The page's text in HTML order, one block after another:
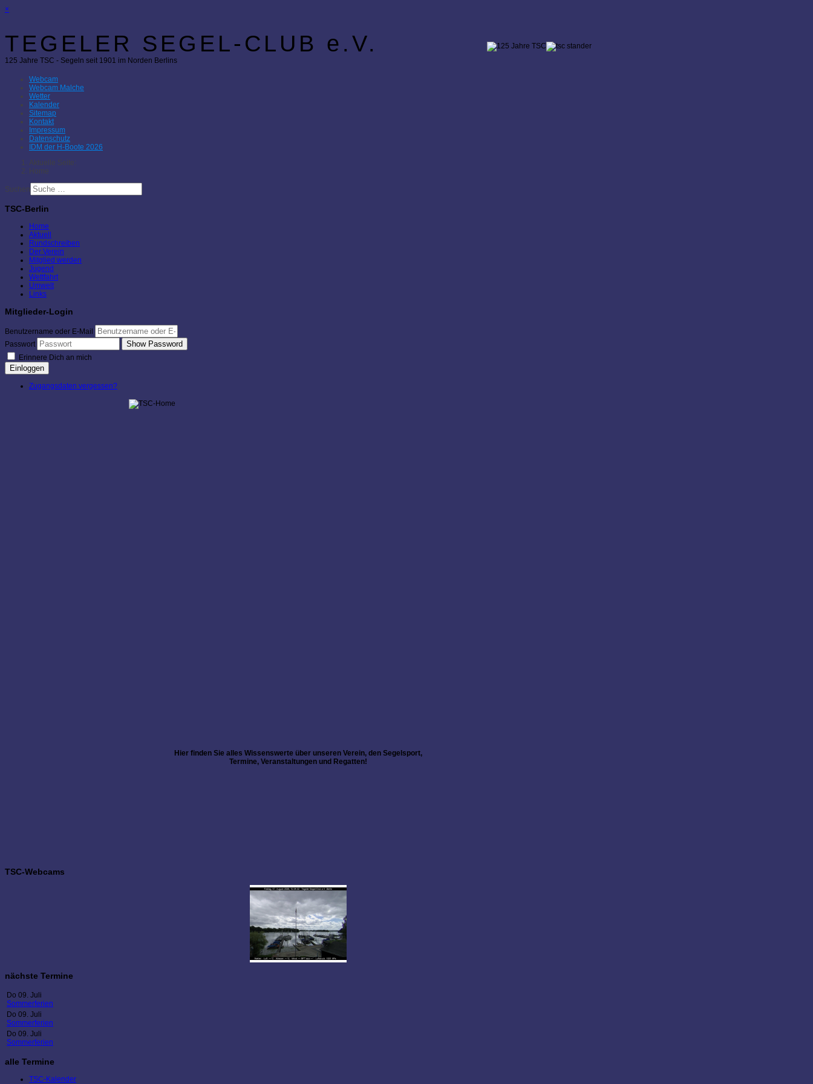
×
TEGELER SEGEL-CLUB e.V.
125 Jahre TSC - Segeln seit 1901 im Norden Berlins
Webcam
Webcam Malche
Wetter
Kalender
Sitemap
Kontakt
Impressum
Datenschutz
IDM der H-Boote 2026
Aktuelle Seite:
Home
Suchen
TSC-Berlin
Home
Aktuell
Rundschreiben
Der Verein
Mitglied werden
Jugend
Wettfahrt
Umwelt
Links
Mitglieder-Login
Benutzername oder E-Mail
Passwort
Show Password
Erinnere Dich an mich
Einloggen
Zugangsdaten vergessen?
Hier finden Sie alles Wissenswerte über unseren Verein, den Segelsport,
Termine, Veranstaltungen und Regatten!
TSC-Webcams
nächste Termine
Do 09. Juli
Sommerferien
Do 09. Juli
Sommerferien
Do 09. Juli
Sommerferien
alle Termine
TSC-Kalender